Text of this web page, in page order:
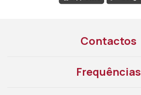
Contactos
Frequências